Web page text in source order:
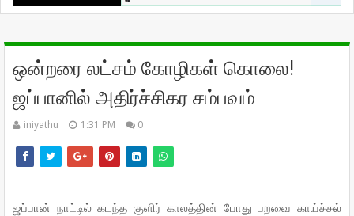
ஒன்றரை லட்சம் கோழிகள் கொலை!
ஜப்பானில் அதிர்ச்சிகர சம்பவம்
iniyathu 1:31 PM 0
ஜப்பான் நாட்டில் கடந்த குளிர் காலத்தின் போது பறவை காய்ச்சல்